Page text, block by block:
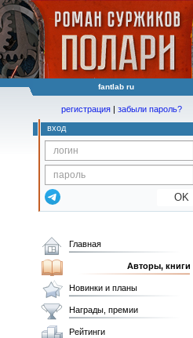
fantlab ru
регистрация | забыли пароль?
вход
OK
Главная
Авторы, книги
Новинки и планы
Награды, премии
Рейтинги